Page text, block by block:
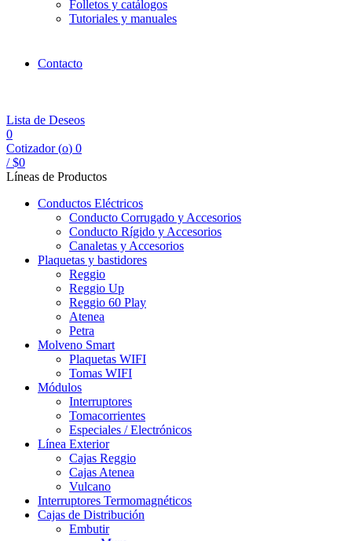
Folletos y catálogos
Tutoriales y manuales
Contacto
Lista de Deseos
0
Cotizador (o) 0
/ $0
Líneas de Productos
Conductos Eléctricos
Conducto Corrugado y Accesorios
Conducto Rígido y Accesorios
Canaletas y Accesorios
Plaquetas y bastidores
Reggio
Reggio Up
Reggio 60 Play
Atenea
Petra
Molveno Smart
Plaquetas WIFI
Tomas WIFI
Módulos
Interruptores
Tomacorrientes
Especiales / Electrónicos
Línea Exterior
Cajas Reggio
Cajas Atenea
Vulcano
Interruptores Termomagnéticos
Cajas de Distribución
Embutir